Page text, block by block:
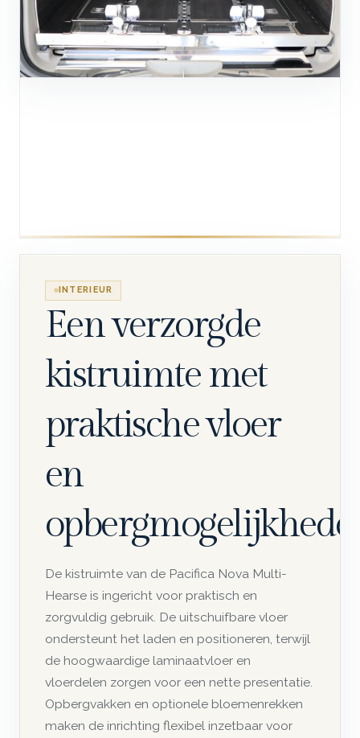
INTERIEUR
Een verzorgde
kistruimte met
praktische vloer
en
De kistruimte van de Pacifica Nova Multi-
Hearse is ingericht voor praktisch en
zorgvuldig gebruik. De uitschuifbare vloer
ondersteunt het laden en positioneren, terwijl
de hoogwaardige laminaatvloer en
vloerdelen zorgen voor een nette presentatie.
Opbergvakken en optionele bloemenrekken
maken de inrichting flexibel inzetbaar voor